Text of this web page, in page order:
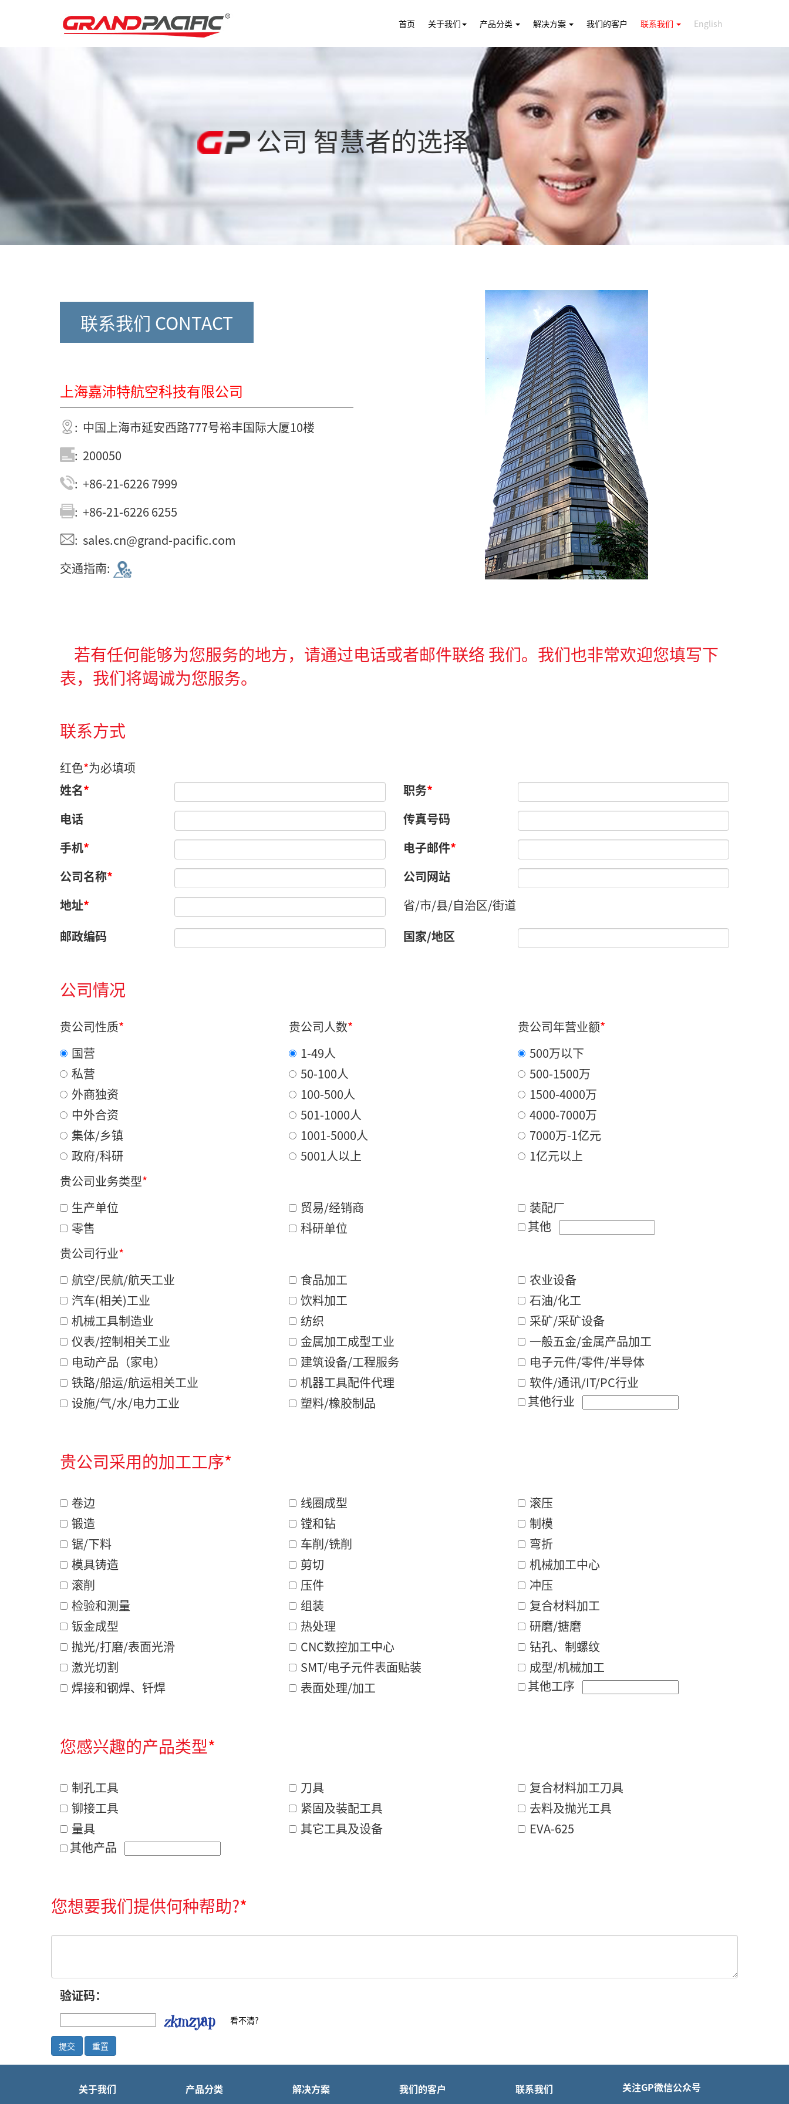
首页 关于我们 产品分类 解决方案 我们的客户 联系我们 English
公司 智慧者的选择
联系我们 CONTACT
上海嘉沛特航空科技有限公司
: 中国上海市延安西路777号裕丰国际大厦10楼
: 200050
: +86-21-6226 7999
: +86-21-6226 6255
: sales.cn@grand-pacific.com
交通指南:
若有任何能够为您服务的地方，请通过电话或者邮件联络 我们。我们也非常欢迎您填写下
表，我们将竭诚为您服务。
联系方式
红色*为必填项
姓名* 职务*
电话
传真号码
手机* 电子邮件*
公司名称*
公司网站
地址*
省/市/县/自治区/街道
邮政编码
国家/地区
公司情况
贵公司性质*
国营
私营
外商独资
中外合资
集体/乡镇
政府/科研
贵公司人数*
1-49人
50-100人
100-500人
501-1000人
1001-5000人
5001人以上
贵公司年营业额*
500万以下
500-1500万
1500-4000万
4000-7000万
7000万-1亿元
1亿元以上
贵公司业务类型*
生产单位
贸易/经销商
装配厂
零售
科研单位
其他
贵公司行业*
航空/民航/航天工业
食品加工
农业设备
汽车(相关)工业
饮料加工
石油/化工
机械工具制造业
纺织
采矿/采矿设备
仪表/控制相关工业
金属加工成型工业
一般五金/金属产品加工
电动产品（家电）
建筑设备/工程服务
电子元件/零件/半导体
铁路/船运/航运相关工业
机器工具配件代理
软件/通讯/IT/PC行业
设施/气/水/电力工业
塑料/橡胶制品 其他行业
贵公司采用的加工工序*
卷边 线圈成型
滚压
锻造
镗和钻
制模
锯/下料
车削/铣削
弯折
模具铸造
剪切
机械加工中心
滚削
压件
冲压
检验和测量
组装
复合材料加工
钣金成型
热处理
研磨/搪磨
抛光/打磨/表面光滑
CNC数控加工中心
钻孔、制螺纹
激光切割
SMT/电子元件表面贴装
成型/机械加工
焊接和钢焊、钎焊
表面处理/加工 其他工序
您感兴趣的产品类型*
制孔工具 刀具
复合材料加工刀具
铆接工具
紧固及装配工具
去料及抛光工具
量具
其它工具及设备
EVA-625
其他产品
您想要我们提供何种帮助?*
验证码：
看不清?
提交 重置
关于我们 产品分类 解决方案 我们的客户 联系我们 关注GP微信公众号